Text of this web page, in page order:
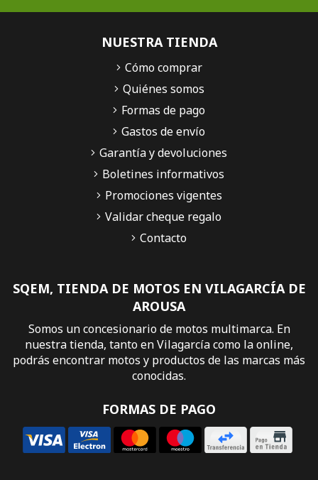
SQEM, TIENDA DE MOTOS EN VILAGARCÍA DE
AROUSA
Somos un concesionario de motos multimarca. En
nuestra tienda, tanto en Vilagarcía como la online,
podrás encontrar motos y productos de las marcas más
conocidas.
FORMAS DE PAGO
NUESTRA TIENDA
Cómo comprar
Quiénes somos
Formas de pago
Gastos de envío
Garantía y devoluciones
Boletines informativos
Promociones vigentes
Validar cheque regalo
Contacto